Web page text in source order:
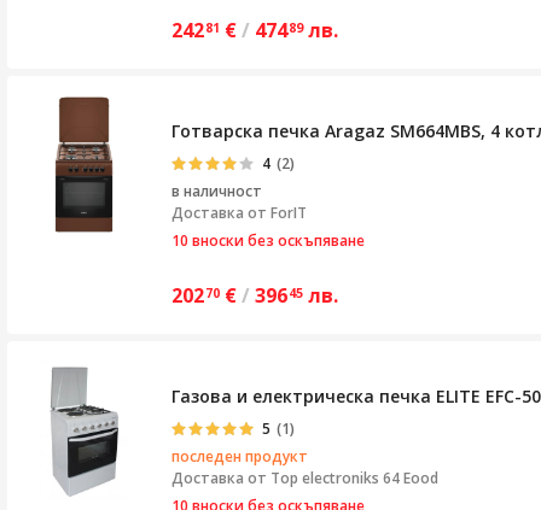
24281 €/ 47489 лв.
Готварска печка Aragaz SM664MBS, 4
4 (2)
в наличност
Доставка от ForIT
10 вноски без оскъпяване
20270 €/ 39645 лв.
Газова и електрическа печка ELITE EFC-
5 (1)
последен продукт
Доставка от Top electroniks 64 Eood